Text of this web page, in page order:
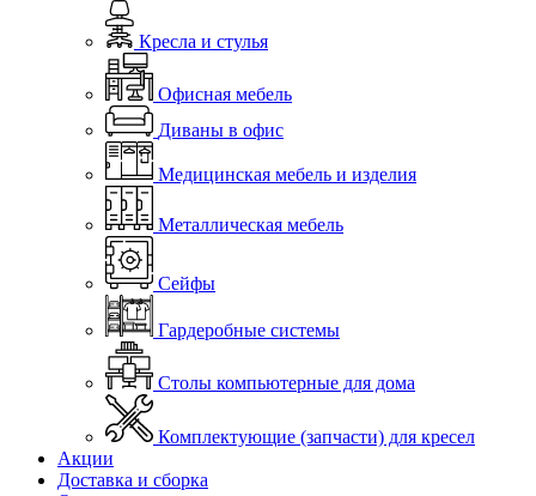
Кресла и стулья
Офисная мебель
Диваны в офис
Медицинская мебель и изделия
Металлическая мебель
Сейфы
Гардеробные системы
Столы компьютерные для дома
Комплектующие (запчасти) для кресел
Акции
Доставка и сборка